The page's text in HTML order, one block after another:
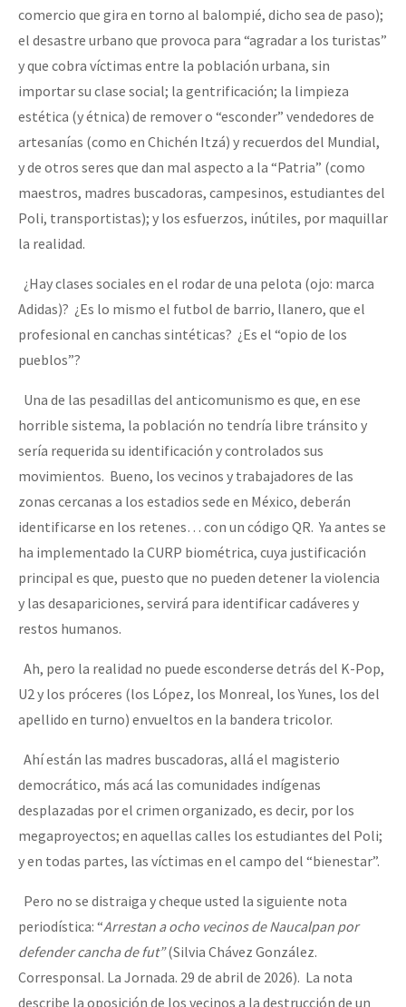
comercio que gira en torno al balompié, dicho sea de paso);
el desastre urbano que provoca para “agradar a los turistas”
y que cobra víctimas entre la población urbana, sin
importar su clase social; la gentrificación; la limpieza
estética (y étnica) de remover o “esconder” vendedores de
artesanías (como en Chichén Itzá) y recuerdos del Mundial,
y de otros seres que dan mal aspecto a la “Patria” (como
maestros, madres buscadoras, campesinos, estudiantes del
Poli, transportistas); y los esfuerzos, inútiles, por maquillar
la realidad.
¿Hay clases sociales en el rodar de una pelota (ojo: marca
Adidas)? ¿Es lo mismo el futbol de barrio, llanero, que el
profesional en canchas sintéticas? ¿Es el “opio de los
pueblos”?
Una de las pesadillas del anticomunismo es que, en ese
horrible sistema, la población no tendría libre tránsito y
sería requerida su identificación y controlados sus
movimientos. Bueno, los vecinos y trabajadores de las
zonas cercanas a los estadios sede en México, deberán
identificarse en los retenes… con un código QR. Ya antes se
ha implementado la CURP biométrica, cuya justificación
principal es que, puesto que no pueden detener la violencia
y las desapariciones, servirá para identificar cadáveres y
restos humanos.
Ah, pero la realidad no puede esconderse detrás del K-Pop,
U2 y los próceres (los López, los Monreal, los Yunes, los del
apellido en turno) envueltos en la bandera tricolor.
Ahí están las madres buscadoras, allá el magisterio
democrático, más acá las comunidades indígenas
desplazadas por el crimen organizado, es decir, por los
megaproyectos; en aquellas calles los estudiantes del Poli;
y en todas partes, las víctimas en el campo del “bienestar”.
Pero no se distraiga y cheque usted la siguiente nota
periodística: “Arrestan a ocho vecinos de Naucalpan por
defender cancha de fut”(Silvia Chávez González.
Corresponsal. La Jornada. 29 de abril de 2026). La nota
describe la oposición de los vecinos a la destrucción de un